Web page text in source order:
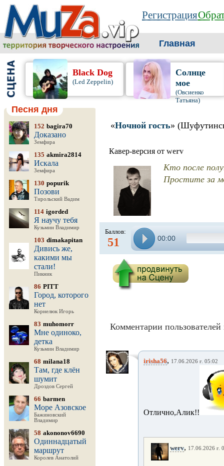
Регистрация
Главная
Black Dog
(Led Zeppelin)
Солнце
мое
(Овсиенко
Татьяна)
Песня дня
152 bagira70
Доказано
Земфира
135 akmira2814
Искала
Земфира
130 popurik
Позови
Тирольский Вадим
114 igorded
Я научу тебя
Кузьмин Владимир
103 dimakapitan
Дивись же,
какими мы
стали!
Пикник
86 PITT
Город, которого
нет
Корнелюк Игорь
83 muhomorr
Мне одиноко,
детка
Кузьмин Владимир
68 milana18
Там, где клён
шумит
Дроздов Сергей
66 barmen
Море Азовское
Бажиновский
Владимир
58 akononov6690
Одиннадцатый
маршрут
Королев Анатолий
«Ночной гость»
Кавер-версия от werv
Кто после
Простите за
Баллов:
51 00:00
Комментарии пользователей
irisha56, 17.06.2026 г. 05:02
Отлично,Алик!!
werv, 17.06.2026 г.